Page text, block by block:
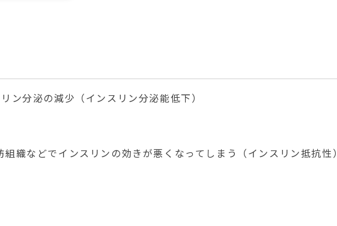
ン分泌の減少（インスリン分泌能低下）
織などでインスリンの効きが悪くなってしまう（インスリン抵抗性）